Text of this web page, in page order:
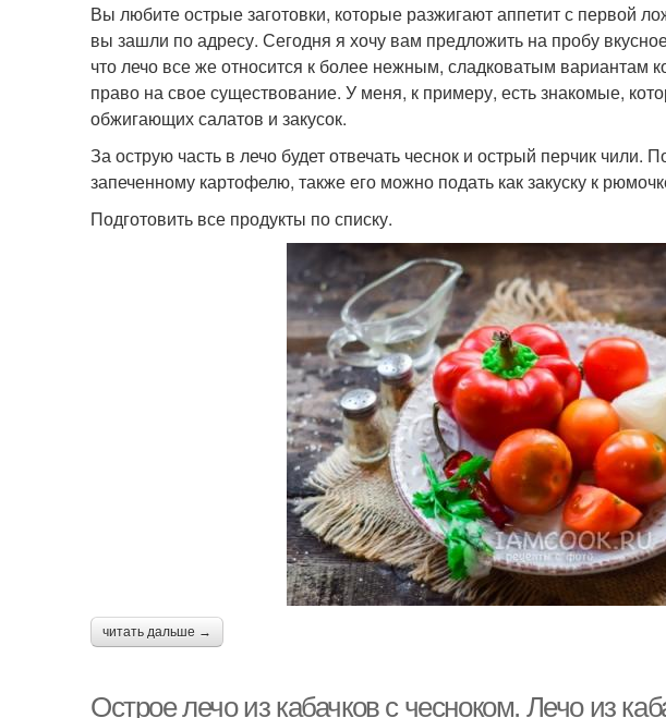
Вы любите острые заготовки, которые разжигают аппетит с первой
вы зашли по адресу. Сегодня я хочу вам предложить на пробу
что лечо все же относится к более нежным, сладковатым вариантам
право на свое существование. У меня, к примеру, есть знакомые,
обжигающих салатов и закусок.
За острую часть в лечо будет отвечать чеснок и острый перчик чили.
запеченному картофелю, также его можно подать как закуску к
Подготовить все продукты по списку.
читать дальше →
Острое лечо из кабачков с чесноком. Лечо из